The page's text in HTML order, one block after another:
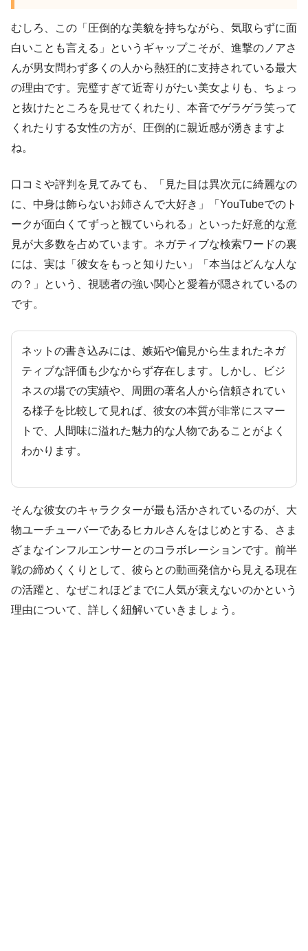
むしろ、この「圧倒的な美貌を持ちながら、気取らずに面
白いことも言える」というギャップこそが、進撃のノアさ
んが男女問わず多くの人から熱狂的に支持されている最大
の理由です。完璧すぎて近寄りがたい美女よりも、ちょっ
と抜けたところを見せてくれたり、本音でゲラゲラ笑って
くれたりする女性の方が、圧倒的に親近感が湧きますよ
ね。
口コミや評判を見てみても、「見た目は異次元に綺麗なの
に、中身は飾らないお姉さんで大好き」「YouTubeでのト
ークが面白くてずっと観ていられる」といった好意的な意
見が大多数を占めています。ネガティブな検索ワードの裏
には、実は「彼女をもっと知りたい」「本当はどんな人な
の？」という、視聴者の強い関心と愛着が隠されているの
です。
ネットの書き込みには、嫉妬や偏見から生まれたネガ
ティブな評価も少なからず存在します。しかし、ビジ
ネスの場での実績や、周囲の著名人から信頼されてい
る様子を比較して見れば、彼女の本質が非常にスマー
トで、人間味に溢れた魅力的な人物であることがよく
わかります。
そんな彼女のキャラクターが最も活かされているのが、大
物ユーチューバーであるヒカルさんをはじめとする、さま
ざまなインフルエンサーとのコラボレーションです。前半
戦の締めくくりとして、彼らとの動画発信から見える現在
の活躍と、なぜこれほどまでに人気が衰えないのかという
理由について、詳しく紐解いていきましょう。